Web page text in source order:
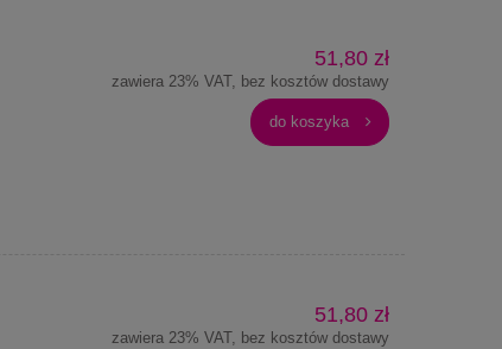
51,80 zł
zawiera 23% VAT, bez kosztów dostawy
do koszyka
51,80 zł
zawiera 23% VAT, bez kosztów dostawy